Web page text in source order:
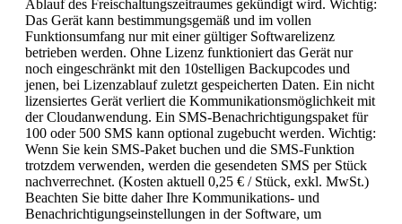
Ablauf des Freischaltungszeitraumes gekündigt wird. Wichtig:
Das Gerät kann bestimmungsgemäß und im vollen
Funktionsumfang nur mit einer gültiger Softwarelizenz
betrieben werden. Ohne Lizenz funktioniert das Gerät nur
noch eingeschränkt mit den 10stelligen Backupcodes und
jenen, bei Lizenzablauf zuletzt gespeicherten Daten. Ein nicht
lizensiertes Gerät verliert die Kommunikationsmöglichkeit mit
der Cloudanwendung. Ein SMS-Benachrichtigungspaket für
100 oder 500 SMS kann optional zugebucht werden. Wichtig:
Wenn Sie kein SMS-Paket buchen und die SMS-Funktion
trotzdem verwenden, werden die gesendeten SMS per Stück
nachverrechnet. (Kosten aktuell 0,25 € / Stück, exkl. MwSt.)
Beachten Sie bitte daher Ihre Kommunikations- und
Benachrichtigungseinstellungen in der Software, um